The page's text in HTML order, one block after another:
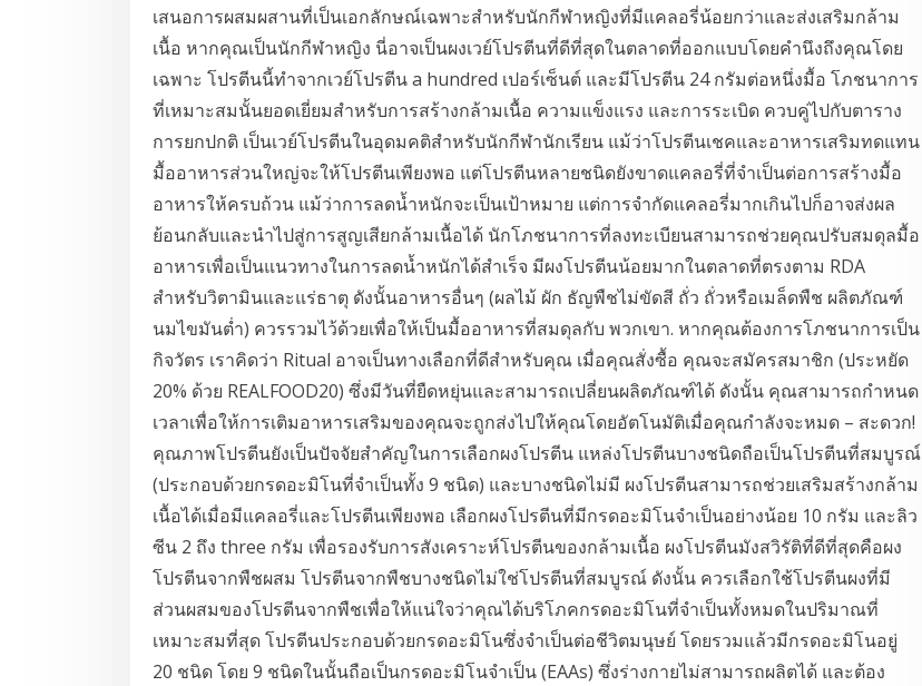
เสนอการผสมผสานที่เป็นเอกลักษณ์เฉพาะสำหรับนักกีฬาหญิงที่มีแคลอรี่น้อยกว่าและส่งเสริมกล้าม
เนื้อ หากคุณเป็นนักกีฬาหญิง นี่อาจเป็นผงเวย์โปรตีนที่ดีที่สุดในตลาดที่ออกแบบโดยคำนึงถึงคุณโดย
เฉพาะ โปรตีนนี้ทำจากเวย์โปรตีน a hundred เปอร์เซ็นต์ และมีโปรตีน 24 กรัมต่อหนึ่งมื้อ โภชนาการ
ที่เหมาะสมนั้นยอดเยี่ยมสำหรับการสร้างกล้ามเนื้อ ความแข็งแรง และการระเบิด ควบคู่ไปกับตาราง
การยกปกติ เป็นเวย์โปรตีนในอุดมคติสำหรับนักกีฬานักเรียน แม้ว่าโปรตีนเชคและอาหารเสริมทดแทน
มื้ออาหารส่วนใหญ่จะให้โปรตีนเพียงพอ แต่โปรตีนหลายชนิดยังขาดแคลอรี่ที่จำเป็นต่อการสร้างมื้อ
อาหารให้ครบถ้วน แม้ว่าการลดน้ำหนักจะเป็นเป้าหมาย แต่การจำกัดแคลอรี่มากเกินไปก็อาจส่งผล
ย้อนกลับและนำไปสู่การสูญเสียกล้ามเนื้อได้ นักโภชนาการที่ลงทะเบียนสามารถช่วยคุณปรับสมดุลมื้อ
อาหารเพื่อเป็นแนวทางในการลดน้ำหนักได้สำเร็จ มีผงโปรตีนน้อยมากในตลาดที่ตรงตาม RDA
สำหรับวิตามินและแร่ธาตุ ดังนั้นอาหารอื่นๆ (ผลไม้ ผัก ธัญพืชไม่ขัดสี ถั่ว ถั่วหรือเมล็ดพืช ผลิตภัณฑ์
นมไขมันต่ำ) ควรรวมไว้ด้วยเพื่อให้เป็นมื้ออาหารที่สมดุลกับ พวกเขา. หากคุณต้องการโภชนาการเป็น
กิจวัตร เราคิดว่า Ritual อาจเป็นทางเลือกที่ดีสำหรับคุณ เมื่อคุณสั่งซื้อ คุณจะสมัครสมาชิก (ประหยัด
20% ด้วย REALFOOD20) ซึ่งมีวันที่ยืดหยุ่นและสามารถเปลี่ยนผลิตภัณฑ์ได้ ดังนั้น คุณสามารถกำหนด
เวลาเพื่อให้การเติมอาหารเสริมของคุณจะถูกส่งไปให้คุณโดยอัตโนมัติเมื่อคุณกำลังจะหมด – สะดวก!
คุณภาพโปรตีนยังเป็นปัจจัยสำคัญในการเลือกผงโปรตีน แหล่งโปรตีนบางชนิดถือเป็นโปรตีนที่สมบูรณ์
(ประกอบด้วยกรดอะมิโนที่จำเป็นทั้ง 9 ชนิด) และบางชนิดไม่มี ผงโปรตีนสามารถช่วยเสริมสร้างกล้าม
เนื้อได้เมื่อมีแคลอรี่และโปรตีนเพียงพอ เลือกผงโปรตีนที่มีกรดอะมิโนจำเป็นอย่างน้อย 10 กรัม และลิว
ซีน 2 ถึง three กรัม เพื่อรองรับการสังเคราะห์โปรตีนของกล้ามเนื้อ ผงโปรตีนมังสวิรัติที่ดีที่สุดคือผง
โปรตีนจากพืชผสม โปรตีนจากพืชบางชนิดไม่ใช่โปรตีนที่สมบูรณ์ ดังนั้น ควรเลือกใช้โปรตีนผงที่มี
ส่วนผสมของโปรตีนจากพืชเพื่อให้แน่ใจว่าคุณได้บริโภคกรดอะมิโนที่จำเป็นทั้งหมดในปริมาณที่
เหมาะสมที่สุด โปรตีนประกอบด้วยกรดอะมิโนซึ่งจำเป็นต่อชีวิตมนุษย์ โดยรวมแล้วมีกรดอะมิโนอยู่
20 ชนิด โดย 9 ชนิดในนั้นถือเป็นกรดอะมิโนจำเป็น (EAAs) ซึ่งร่างกายไม่สามารถผลิตได้ และต้อง